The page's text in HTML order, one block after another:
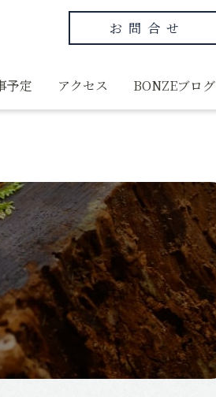
お問合せ
予定 アクセス BONZEブログ